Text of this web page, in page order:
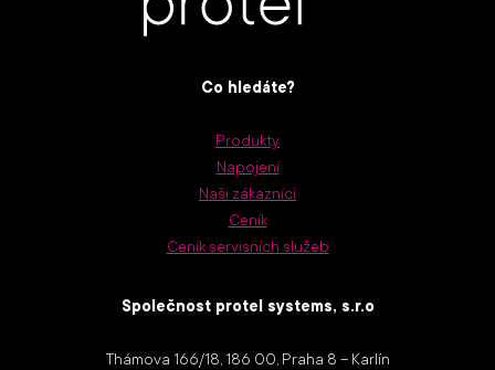
Co hledáte?
Produkty
Napojení
Naši zákazníci
Ceník
Ceník servisních služeb
Společnost protel systems, s.r.o
Thámova 166/18, 186 00, Praha 8 – Karlín